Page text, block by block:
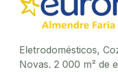
Eletrodomésticos,
Novas. 2 000 m² de